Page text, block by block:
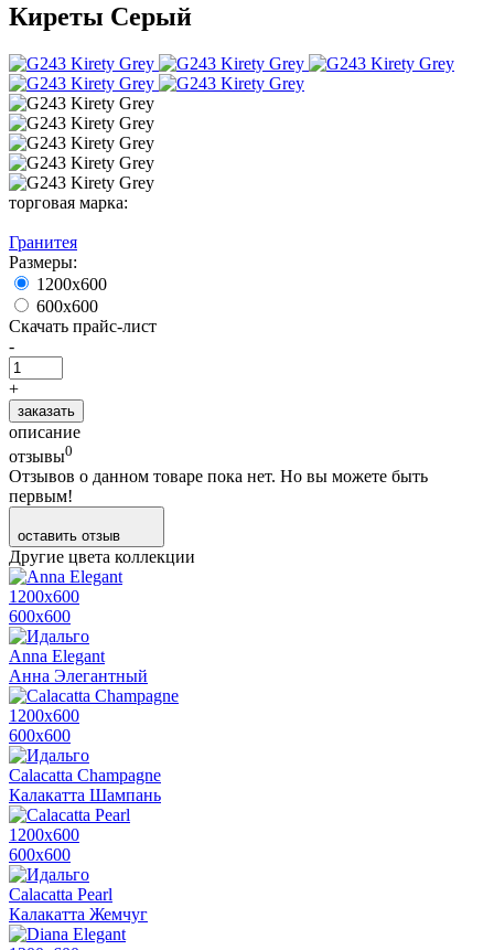
Киреты Серый
торговая марка:
Гранитея
Размеры:
1200х600
600х600
Скачать прайс-лист
-
+
заказать
описание
отзывы0
Отзывов о данном товаре пока нет. Но вы можете быть
первым!
оставить отзыв
Другие цвета коллекции
1200х600
600х600
Anna Elegant
Анна Элегантный
1200х600
600х600
Calacatta Champagne
Калакатта Шампань
1200х600
600х600
Calacatta Pearl
Калакатта Жемчуг